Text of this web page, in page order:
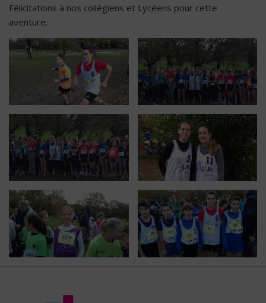
Félicitations à nos collégiens et Lycéens pour cette
aventure.